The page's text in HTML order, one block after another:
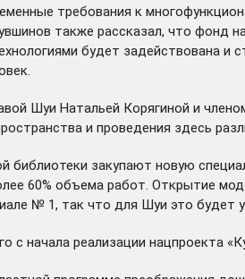
требования к
также рассказал, что фонд
будет задействована
Шуи Натальей Корягиной и
и проведения здесь
библиотеки закупают новую
60% объема работ. Открытие
№ 1, так что для Шуи это будет
с начала реализации нацпроекта